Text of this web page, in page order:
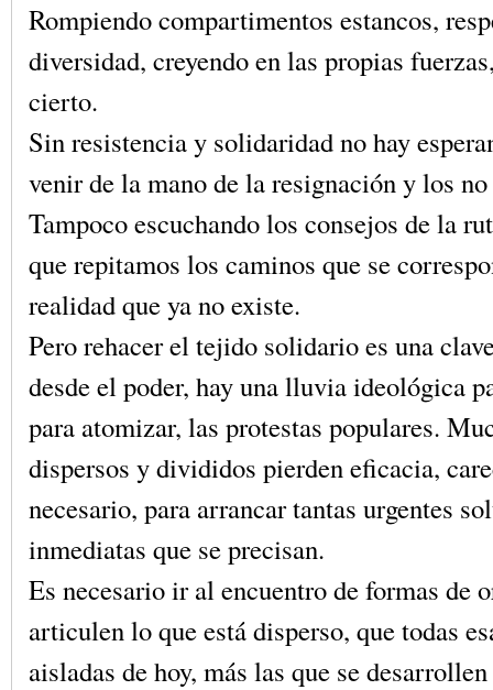
Rompiendo compartimentos estancos,
diversidad, creyendo en las propias
cierto.
Sin resistencia y solidaridad no hay
venir de la mano de la resignación y los no
Tampoco escuchando los consejos de la
que repitamos los caminos que se
realidad que ya no existe.
Pero rehacer el tejido solidario es una
desde el poder, hay una lluvia ideológica
para atomizar, las protestas populares.
dispersos y divididos pierden eficacia,
necesario, para arrancar tantas urgentes
inmediatas que se precisan.
Es necesario ir al encuentro de formas de
articulen lo que está disperso, que todas
aisladas de hoy, más las que se